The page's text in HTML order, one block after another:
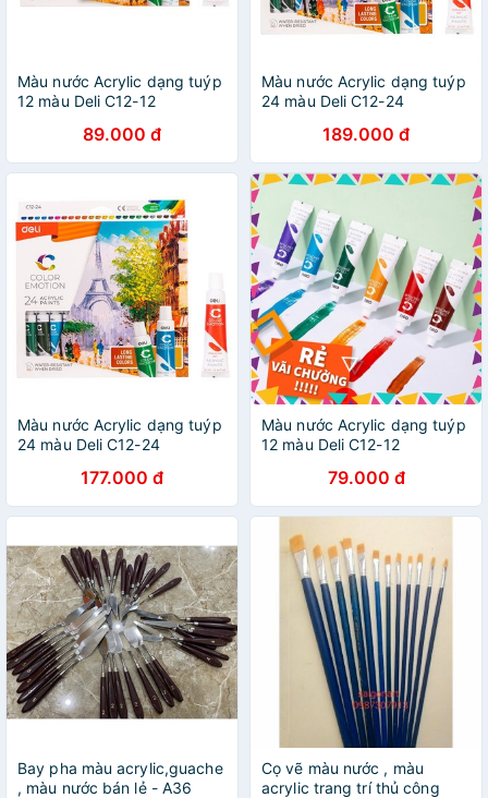
Màu nước Acrylic dạng tuýp
12 màu Deli C12-12
89.000 đ
Màu nước Acrylic dạng tuýp
24 màu Deli C12-24
189.000 đ
Màu nước Acrylic dạng tuýp
24 màu Deli C12-24
177.000 đ
Màu nước Acrylic dạng tuýp
12 màu Deli C12-12
79.000 đ
Bay pha màu acrylic,guache
, màu nước bán lẻ - A36
Cọ vẽ màu nước , màu
acrylic trang trí thủ công